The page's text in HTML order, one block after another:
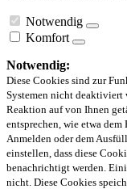
Notwendig
Komfort
Notwendig:
Diese Cookies sind zur
Systemen nicht deaktiviert
Reaktion auf von Ihnen
entsprechen, wie etwa
Anmelden oder dem
einstellen, dass diese
benachrichtigt werden.
nicht. Diese Cookies